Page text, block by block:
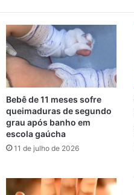
Bebê de 11 meses sofre
queimaduras de segundo
grau após banho em
escola gaúcha
11 de julho de 2026
externas do
Brasil